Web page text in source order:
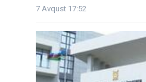
7 Avqust 17:52